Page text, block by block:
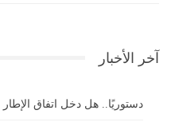
آخر الأخبار
دستوريًا.. هل دخل اتفاق الإطار